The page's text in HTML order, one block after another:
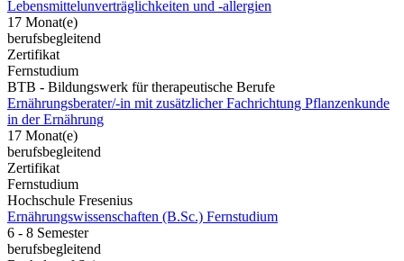
Lebensmittelunverträglichkeiten und -allergien
17 Monat(e)
berufsbegleitend
Zertifikat
Fernstudium
BTB - Bildungswerk für therapeutische Berufe
Ernährungsberater/-in mit zusätzlicher Fachrichtung Pflanzenkunde
in der Ernährung
17 Monat(e)
berufsbegleitend
Zertifikat
Fernstudium
Hochschule Fresenius
Ernährungswissenschaften (B.Sc.) Fernstudium
6 - 8 Semester
berufsbegleitend